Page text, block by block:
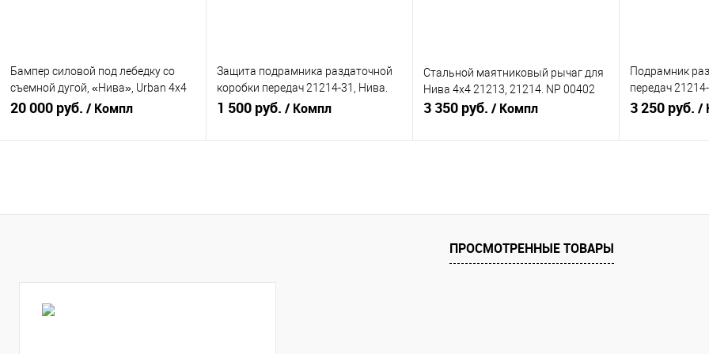
Бампер силовой под лебедку со
съемной дугой, «Нива», Urban 4x4
Niva-Parts (NPCD-00260)
20 000 руб. / Компл
Защита подрамника раздаточной
коробки передач 21214-31, Нива.
Нива Партс
1 500 руб. / Компл
Стальной маятниковый рычаг для
Нива 4х4 21213, 21214. NP 00402
3 350 руб. / Компл
Подрамник
передач
(усиленный)
3 250 руб. /
ПРОСМОТРЕННЫЕ ТОВАРЫ